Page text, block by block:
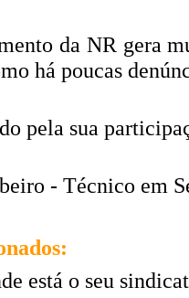
da NR gera
há poucas
pela sua
- Técnico em
está o seu